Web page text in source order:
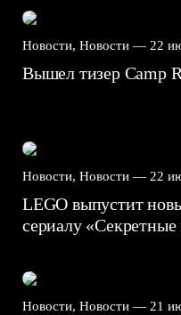
Новости, Новости — 22
Вышел тизер Camp
Новости, Новости — 22
LEGO выпустит
сериалу
Новости, Новости — 21